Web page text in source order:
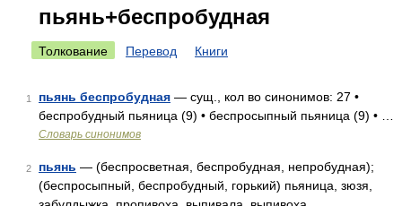
пьянь+беспробудная
Толкование Перевод Книги
1 пьянь беспробудная — сущ., кол во синонимов: 27 •
беспробудный пьяница (9) • беспросыпный пьяница (9) • …
Словарь синонимов
2 пьянь — (беспросветная, беспробудная, непробудная);
(беспросыпный, беспробудный, горький) пьяница, зюзя,